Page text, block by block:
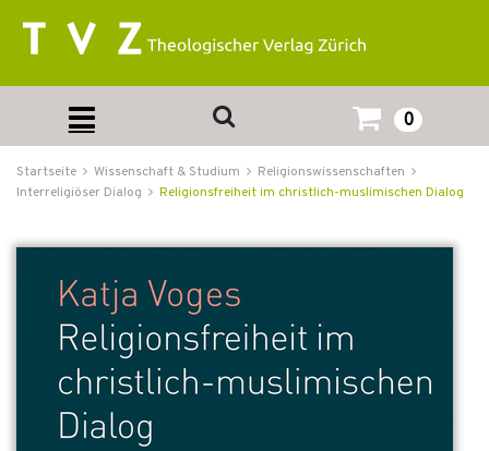
0
Startseite Wissenschaft & Studium
Religionswissenschaften
Interreligiöser Dialog
Religionsfreiheit im christlich-muslimischen Dialog